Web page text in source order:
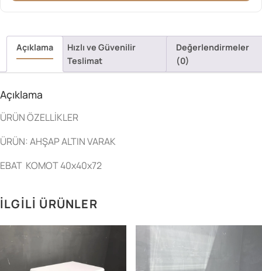
Açıklama
Hızlı ve Güvenilir
Teslimat
Değerlendirmeler
(0)
Açıklama
ÜRÜN ÖZELLİKLER
ÜRÜN: AHŞAP ALTIN VARAK
EBAT KOMOT 40x40x72
İLGILI ÜRÜNLER